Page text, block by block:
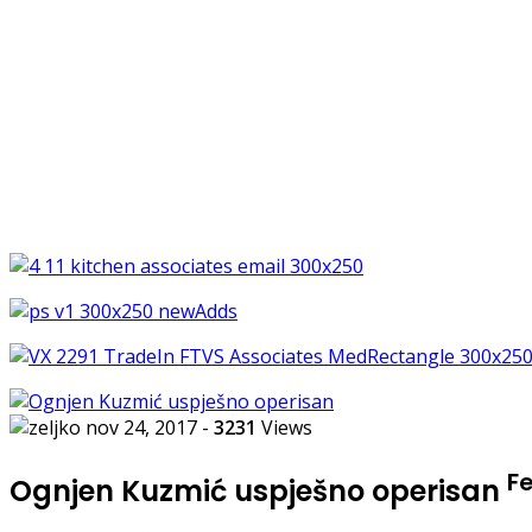
nov 24, 2017 - 3231 Views
Ognjen Kuzmić uspješno operisan